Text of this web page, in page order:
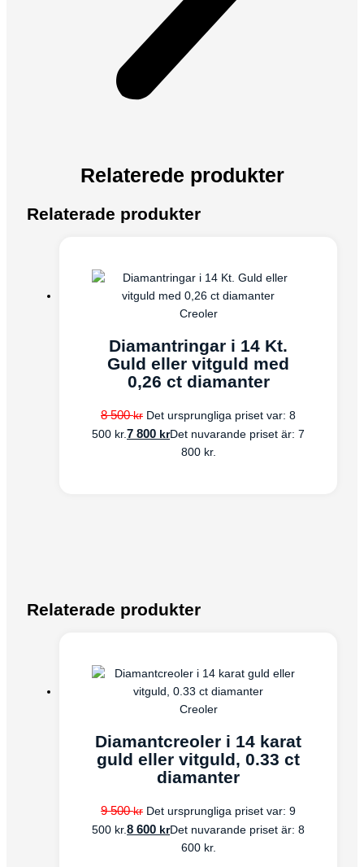
Relaterede produkter
Relaterade produkter
Creoler
Diamantringar i 14 Kt.
Guld eller vitguld med
0,26 ct diamanter
8 500kr Det ursprungliga priset var: 8
500 kr.7 800 krDet nuvarande priset är: 7
800 kr.
Relaterade produkter
Creoler
Diamantcreoler i 14 karat
guld eller vitguld, 0.33 ct
diamanter
9 500kr Det ursprungliga priset var: 9
500 kr.8 600 krDet nuvarande priset är: 8
600 kr.